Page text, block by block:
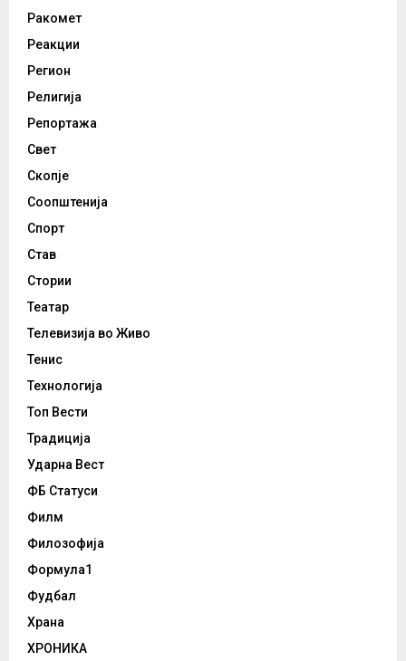
Ракомет
Реакции
Регион
Религија
Репортажа
Свет
Скопје
Соопштенија
Спорт
Став
Стории
Театар
Телевизија во Живо
Тенис
Технологија
Топ Вести
Традиција
Ударна Вест
ФБ Статуси
Филм
Филозофија
Формула1
Фудбал
Храна
ХРОНИКА